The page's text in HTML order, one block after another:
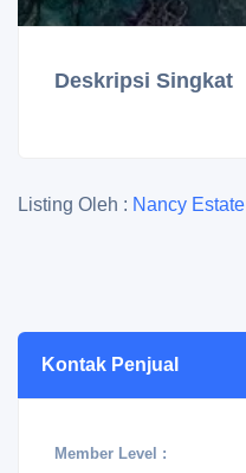
Deskripsi Singkat
Listing Oleh : Nancy Estate
Kontak Penjual
Member Level :